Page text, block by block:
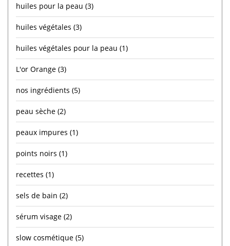
huiles pour la peau (3)
huiles végétales (3)
huiles végétales pour la peau (1)
L'or Orange (3)
nos ingrédients (5)
peau sèche (2)
peaux impures (1)
points noirs (1)
recettes (1)
sels de bain (2)
sérum visage (2)
slow cosmétique (5)